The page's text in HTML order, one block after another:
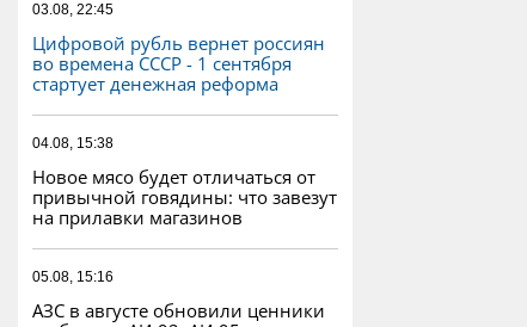
03.08, 22:45
Цифровой рубль вернет россиян
во времена СССР - 1 сентября
стартует денежная реформа
04.08, 15:38
Новое мясо будет отличаться от
привычной говядины: что завезут
на прилавки магазинов
05.08, 15:16
АЗС в августе обновили ценники